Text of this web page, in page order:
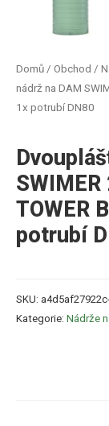
Domů / Obchod /
nádrž na DAM
1x potrubí DN80
TOWER
potrubí
SKU:
Kategorie: Nádrže